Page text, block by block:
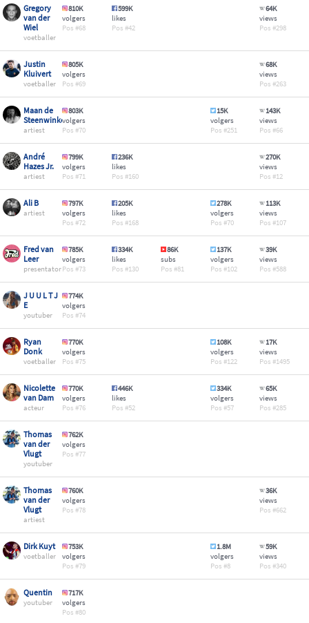
Gregory
van der
Wiel
voetballer
810K
volgers
68
599K
likes
42
64K
views
298
Justin
Kluivert
voetballer
805K
volgers
69
68K
views
263
Maan de
Steenwinkel
artiest
803K
volgers
70
15K
volgers
251
143K
views
66
André
Hazes Jr.
artiest
799K
volgers
71
236K
likes
160
270K
views
12
Ali B
artiest
797K
volgers
72
205K
likes
168
278K
volgers
70
113K
views
107
Fred van
Leer
presentator
785K
volgers
73
334K
likes
130
86K
subs
81
137K
volgers
102
39K
views
588
J U U L T J
E
youtuber
774K
volgers
74
Ryan
Donk
voetballer
770K
volgers
75
108K
volgers
122
17K
views
1495
Nicolette
van Dam
acteur
770K
volgers
76
446K
likes
52
334K
volgers
57
65K
views
285
Thomas
van der
Vlugt
youtuber
762K
volgers
77
Thomas
van der
Vlugt
artiest
760K
volgers
78
36K
views
662
Dirk Kuyt
voetballer
753K
volgers
79
1.8M
volgers
8
59K
views
340
Quentin
youtuber
717K
volgers
80